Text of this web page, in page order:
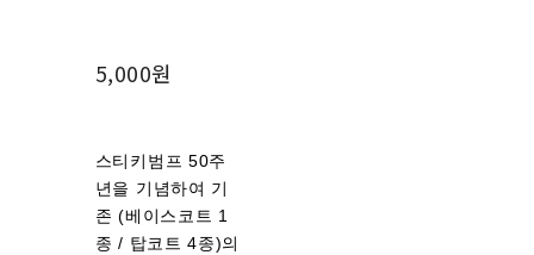
5,000원
스티키범프 50주
년을 기념하여 기
존 (베이스코트 1
종 / 탑코트 4종)의